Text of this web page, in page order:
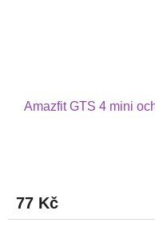
Amazfit GTS 4 mini
77 Kč